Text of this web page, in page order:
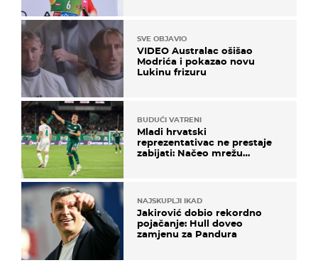
SVE OBJAVIO
VIDEO Australac ošišao
Modrića i pokazao novu
Lukinu frizuru
BUDUĆI VATRENI
Mladi hrvatski
reprezentativac ne prestaje
zabijati: Načeo mrežu
NAJSKUPLJI IKAD
Jakirović dobio rekordno
pojačanje: Hull doveo
zamjenu za Pandura